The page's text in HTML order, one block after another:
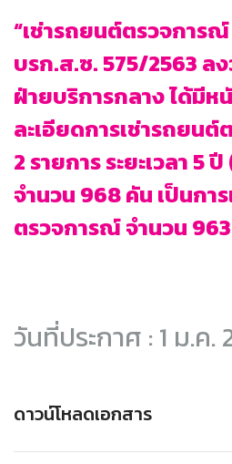
“เช่ารถยนต์ตรวจการ
บรก.ส.ซ. 575/2563 ล
ฝ่ายบริการกลาง ได้มีห
ละเอียดการเช่ารถยน
2 รายการ ระยะเวลา 5
จำนวน 968 คัน เป็นกา
ตรวจการณ์ จำนวน
วันที่ประกาศ : 1 ม.ค.
ดาวน์โหลดเอกสาร